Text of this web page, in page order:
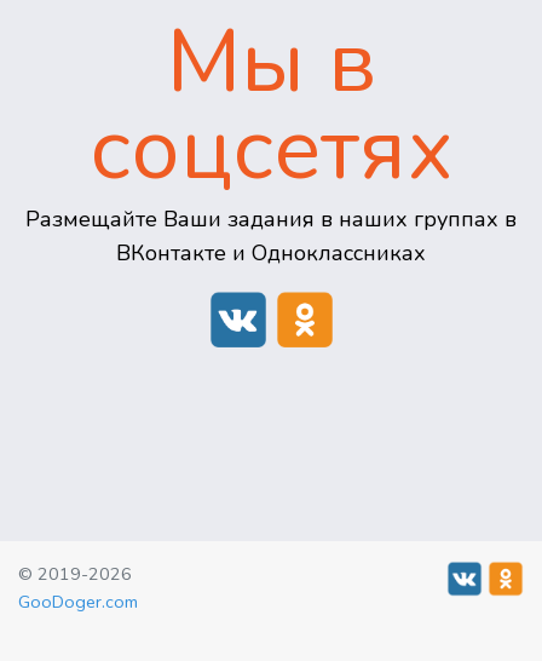
Мы в
соцсетях
Размещайте Ваши задания в наших группах в
ВКонтакте и Одноклассниках
© 2019-2026
GooDoger.com